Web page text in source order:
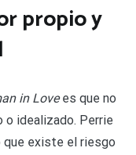
propio y
in Lovees que no
o idealizado. Perrie
que existe el riesgo